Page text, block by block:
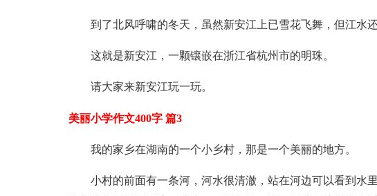
到了北风呼啸的冬天，虽然新安江上已雪花飞舞，但江水
这就是新安江，一颗镶嵌在浙江省杭州市的明珠。
请大家来新安江玩一玩。
美丽小学作文400字 篇3
我的家乡在湖南的一个小乡村，那是一个美丽的地方。
小村的前面有一条河，河水很清澈，站在河边可以看到水